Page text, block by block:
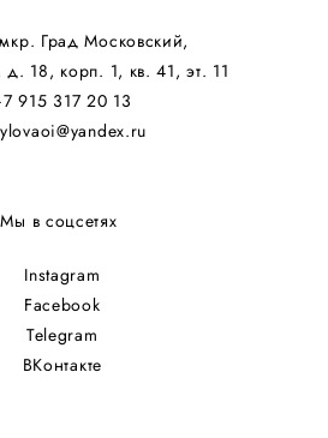
Град Московский,
18, корп. 1, кв. 41, эт. 11
915 317 20 13
Мы в соцсетях
Instagram
Facebook
Telegram
ВКонтакте